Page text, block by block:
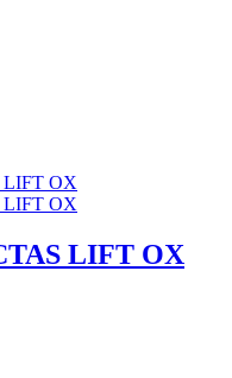
LIFT OX